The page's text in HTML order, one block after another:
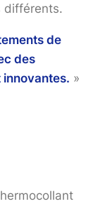
différents.
de
des
»